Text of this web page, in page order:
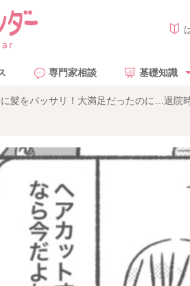
専門家相談 基礎知識
髪をバッサリ！大満足だったのに…退院